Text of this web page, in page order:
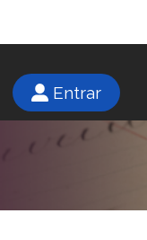
Entrar